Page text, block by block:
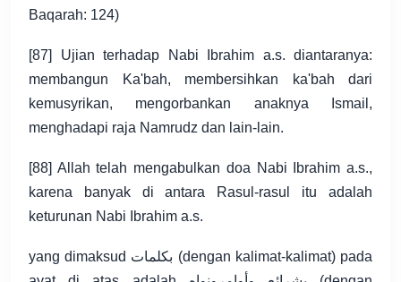
Baqarah: 124)
[87] Ujian terhadap Nabi Ibrahim a.s. diantaranya:
membangun Ka'bah, membersihkan ka'bah dari
kemusyrikan, mengorbankan anaknya Ismail,
menghadapi raja Namrudz dan lain-lain.
[88] Allah telah mengabulkan doa Nabi Ibrahim a.s.,
karena banyak di antara Rasul-rasul itu adalah
keturunan Nabi Ibrahim a.s.
yang dimaksud بكلمات (dengan kalimat-kalimat) pada